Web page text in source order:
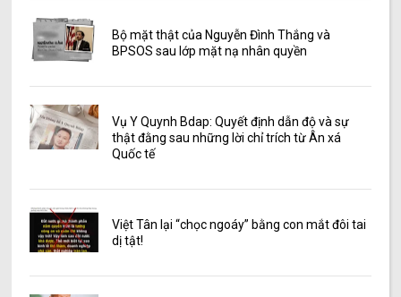
Bộ mặt thật của Nguyễn Đình Thắng và
BPSOS sau lớp mặt nạ nhân quyền
Vụ Y Quynh Bdap: Quyết định dẫn độ và sự
thật đằng sau những lời chỉ trích từ Ân xá
Quốc tế
Việt Tân lại “chọc ngoáy” bằng con mắt đôi tai
dị tật!